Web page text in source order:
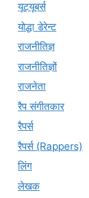
यूट्‍यूबर्स
योद्धा डेरेन्ट
राजनीतिज्ञ
राजनीतिज्ञों
राजनेता
रैप संगीतकार
रैपर्स
रैपर्स (Rappers)
लिंग
लेखक